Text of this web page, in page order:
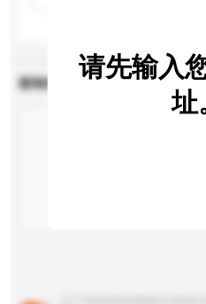
查询内容
请先输入
址